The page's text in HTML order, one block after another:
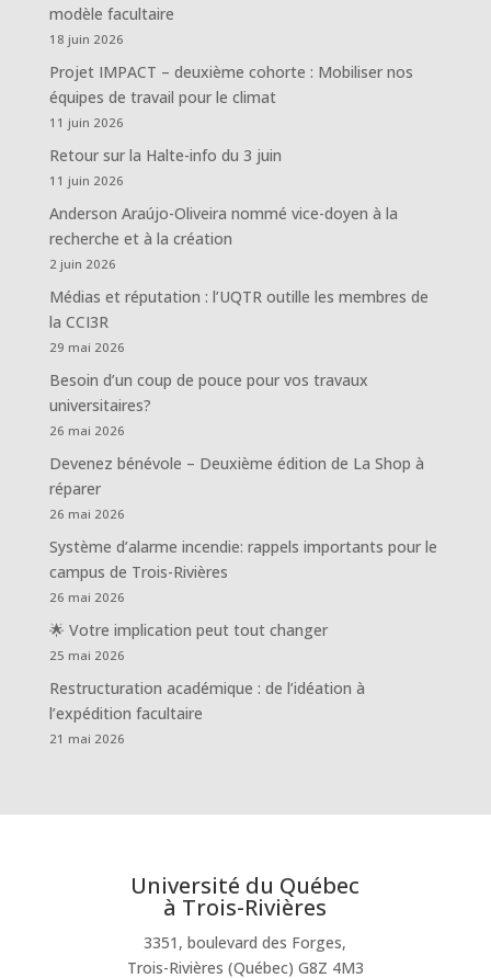
modèle facultaire
18 juin 2026
Projet IMPACT – deuxième cohorte : Mobiliser nos
équipes de travail pour le climat
11 juin 2026
Retour sur la Halte-info du 3 juin
11 juin 2026
Anderson Araújo-Oliveira nommé vice-doyen à la
recherche et à la création
2 juin 2026
Médias et réputation : l’UQTR outille les membres de
la CCI3R
29 mai 2026
Besoin d’un coup de pouce pour vos travaux
universitaires?
26 mai 2026
Devenez bénévole – Deuxième édition de La Shop à
réparer
26 mai 2026
Système d’alarme incendie: rappels importants pour le
campus de Trois-Rivières
26 mai 2026
🌟 Votre implication peut tout changer
25 mai 2026
Restructuration académique : de l’idéation à
l’expédition facultaire
21 mai 2026
Université du Québec
à Trois-Rivières
3351, boulevard des Forges,
Trois-Rivières (Québec) G8Z 4M3